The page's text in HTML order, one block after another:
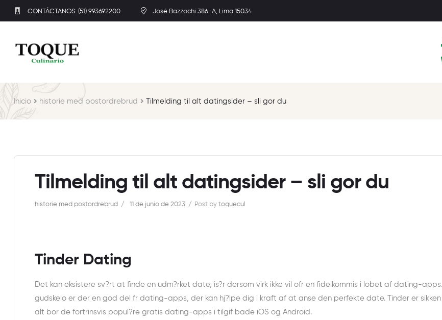
CONTÁCTANOS: (51) 993692200 José Bazzochi 386-A, Lima 15034
Inicio historie med postordrebrud Tilmelding til alt datingsider – sli gor du
Tilmelding til alt datingsider – sli gor du
historie med postordrebrud 11 de junio de 2023 Post by toquecul
Tinder Dating
Det kan eksistere sv?rt at finde en udm?rket date, is?r dersom virk ikke vil ofr en fideikommis i lobet af dating-
gudskelo er der en god del fr dating-apps, der kan hj?lpe dig i kraft af at anse den perfekte date. Tinder er
alt bor de fortrinsvis popul?re gratis dating-apps i tilgif bade iOS og Android.